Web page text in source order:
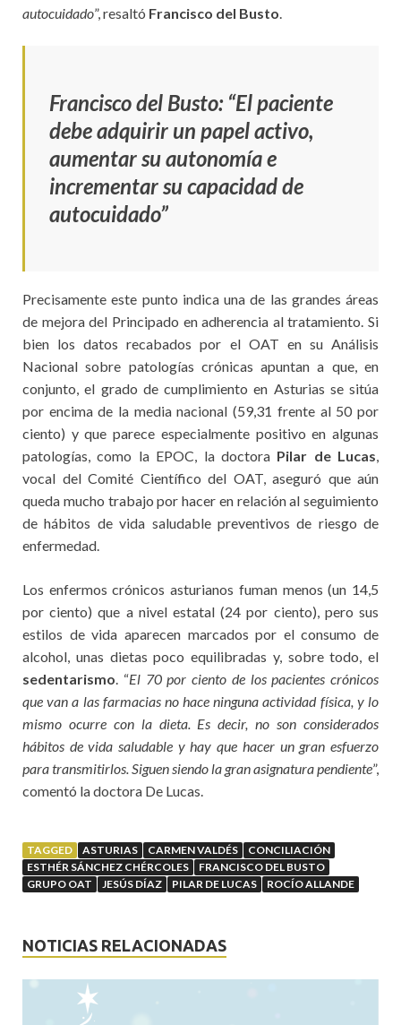
autocuidado”, resaltó Francisco del Busto.
Francisco del Busto: “El paciente
debe adquirir un papel activo,
aumentar su autonomía e
incrementar su capacidad de
autocuidado”
Precisamente este punto indica una de las grandes áreas
de mejora del Principado en adherencia al tratamiento. Si
bien los datos recabados por el OAT en su Análisis
Nacional sobre patologías crónicas apuntan a que, en
conjunto, el grado de cumplimiento en Asturias se sitúa
por encima de la media nacional (59,31 frente al 50 por
ciento) y que parece especialmente positivo en algunas
patologías, como la EPOC, la doctora Pilar de Lucas,
vocal del Comité Científico del OAT, aseguró que aún
queda mucho trabajo por hacer en relación al seguimiento
de hábitos de vida saludable preventivos de riesgo de
enfermedad.
Los enfermos crónicos asturianos fuman menos (un 14,5
por ciento) que a nivel estatal (24 por ciento), pero sus
estilos de vida aparecen marcados por el consumo de
alcohol, unas dietas poco equilibradas y, sobre todo, el
sedentarismo. “El 70 por ciento de los pacientes crónicos
que van a las farmacias no hace ninguna actividad física, y lo
mismo ocurre con la dieta. Es decir, no son considerados
hábitos de vida saludable y hay que hacer un gran esfuerzo
para transmitirlos. Siguen siendo la gran asignatura pendiente”,
comentó la doctora De Lucas.
TAGGED ASTURIAS CARMEN VALDÉS
CONCILIACIÓN
ESTHÉR SÁNCHEZ CHÉRCOLES
FRANCISCO DEL BUSTO
GRUPO OAT
JESÚS DÍAZ PILAR DE LUCAS ROCÍO ALLANDE
NOTICIAS RELACIONADAS